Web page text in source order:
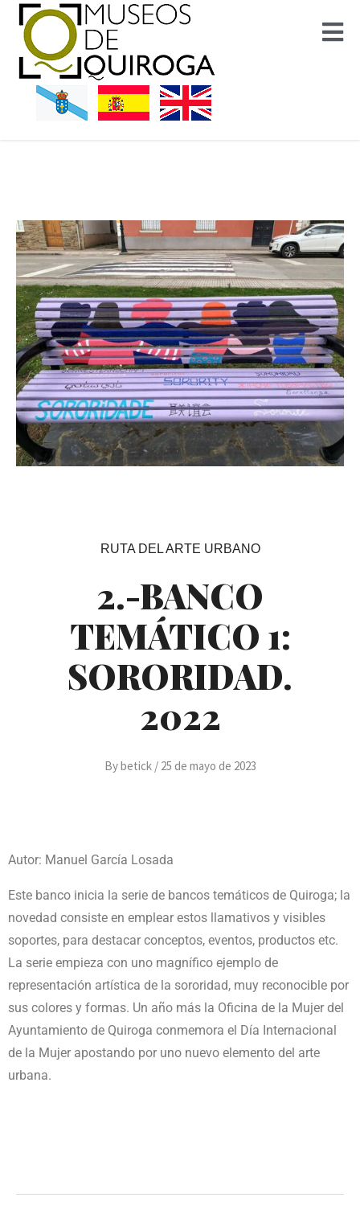
RUTA DEL ARTE URBANO
2.-BANCO
TEMÁTICO 1:
SORORIDAD.
2022
Bybetick / 25 de mayo de 2023
Autor: Manuel García Losada
Este banco inicia la serie de bancos temáticos de Quiroga; la
novedad consiste en emplear estos llamativos y visibles
soportes, para destacar conceptos, eventos, productos etc.
La serie empieza con uno magnífico ejemplo de
representación artística de la sororidad, muy reconocible por
sus colores y formas. Un año más la Oficina de la Mujer del
Ayuntamiento de Quiroga conmemora el Día Internacional
de la Mujer apostando por uno nuevo elemento del arte
urbana.
Museos Quiroga